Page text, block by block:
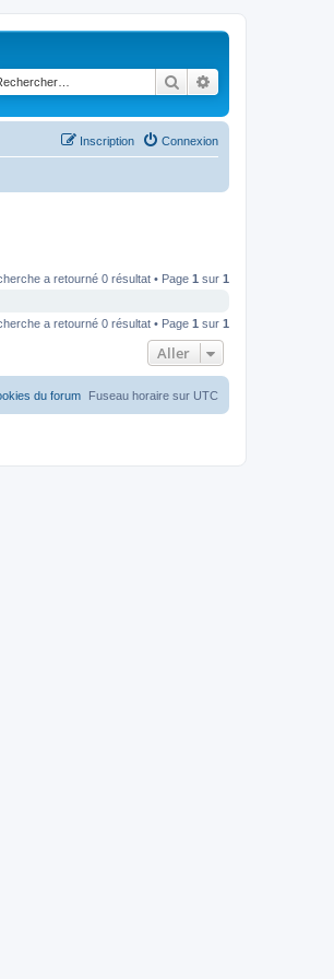
Rechercher
Connexion
Inscription
a retourné 0 résultat • Page 1 sur 1
a retourné 0 résultat • Page 1 sur 1
Aller
Fuseau horaire sur UTC
du forum